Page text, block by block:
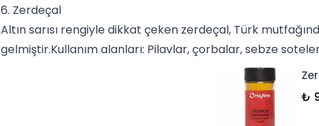
6. Zerdeçal
Altın sarısı rengiyle dikkat çeken zerdeçal, Türk
gelmiştir.Kullanım alanları: Pilavlar, çorbalar, sebze
₺